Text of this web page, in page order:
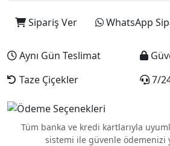
Sipariş Ver WhatsApp
Aynı Gün Teslimat
Taze Çiçekler
7/
Tüm banka ve kredi kartlarıyla
sistemi ile güvenle ödemenizi